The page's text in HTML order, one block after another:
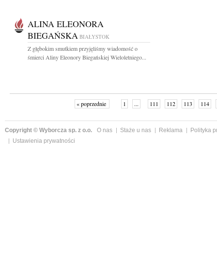
ALINA ELEONORA
BIEGAŃSKA BIAŁYSTOK
Z głębokim smutkiem przyjęliśmy wiadomość o
śmierci Aliny Eleonory Biegańskiej Wieloletniego...
« poprzednie 1 ... 111 112 113 114
Copyright © Wyborcza sp. z o.o. O nas Staże u nas Reklama
Polityka
Ustawienia prywatności